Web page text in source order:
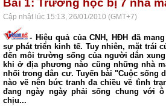
Bài 1: Trường học bị 7 nhà
Cập nhật lúc 15:13, 26/01/2010 (GMT+7)
- Hiệu quả của CNH, HĐH đã
sự phát triển kinh tế. Tuy nhiên, mặt trái
đến môi trường sống của người dân
khi ở địa phương nào cũng những nhà
nhối trong dân cư. Tuyến bài "Cuộc sống
nào vẽ nên bức tranh đa chiều về tình
đang ngày ngày phải sống chung với
chịu...